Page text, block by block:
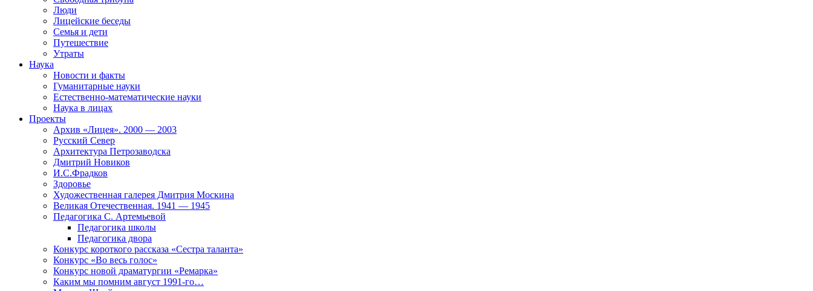
Люди
Лицейские беседы
Семья и дети
Путешествие
Утраты
Наука
Новости и факты
Гуманитарные науки
Естественно-математические науки
Наука в лицах
Проекты
Архив «Лицея». 2000 — 2003
Русский Север
Архитектура Петрозаводска
Дмитрий Новиков
И.С.Фрадков
Здоровье
Художественная галерея Дмитрия Москина
Великая Отечественная. 1941 — 1945
Педагогика С. Артемьевой
Педагогика школы
Педагогика двора
Конкурс короткого рассказа «Сестра таланта»
Конкурс «Во весь голос»
Конкурс новой драматургии «Ремарка»
Каким мы помним август 1991-го…